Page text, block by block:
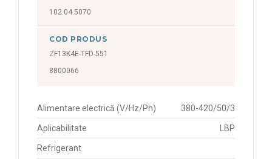
102.04.5070
COD PRODUS
ZF13K4E-TFD-551
8800066
Alimentare electrică (V/Hz/Ph) 380-420/50/3
Aplicabilitate LBP
Refrigerant